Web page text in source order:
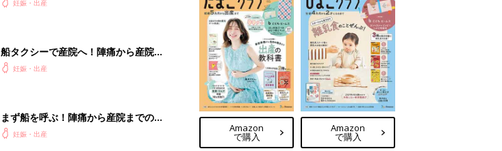
ちゃ！妊娠生活#32】
0％OFF以上が続々登場！Amazonの
本気が...
PR（Amazon）
Amazon
で購入
Amazon
で購入